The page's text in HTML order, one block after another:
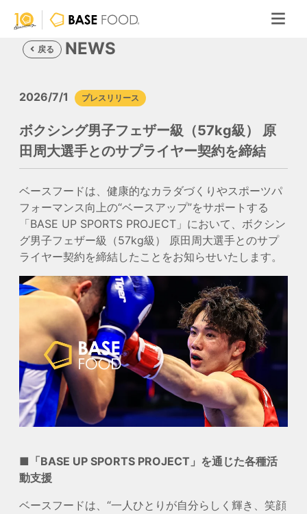
戻る NEWS
2026/7/1 プレスリリース
ボクシング男子フェザー級（57kg級） 原
田周大選手とのサプライヤー契約を締結
ベースフードは、健康的なカラダづくりやスポーツパ
フォーマンス向上の“ベースアップ”をサポートする
「BASE UP SPORTS PROJECT」において、ボクシン
グ男子フェザー級（57kg級） 原田周大選手とのサプ
ライヤー契約を締結したことをお知らせいたします。
■「BASE UP SPORTS PROJECT」を通じた各種活
動支援
ベースフードは、“一人ひとりが自分らしく輝き、笑顔